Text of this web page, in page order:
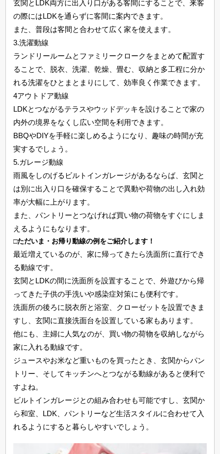
玄関とLDK両方に出入り口がある客間にすることで、来客
の際にはLDKを通らずに客間に案内できます。
また、普段は客間と合わせて広く家を使えます。
3.洗濯動線
ランドリールームとファミリークロークをまとめて配置す
ることで、脱衣、洗濯、乾燥、畳む、収納と多工程に分か
れる洗濯をひとまとまりにして、効率良く作業できます。
4アウトドア動線
LDKとつながるテラスやウッドデッキを設けることで家の
内外の境界をなくし広い空間を利用できます。
BBQやDIYを手軽に楽しめるようになり、趣味の時間が充
実するでしょう。
5.ガレージ動線
雨風をしのげるビルトインガレージがあるならば、玄関と
は別に出入り口を確保することで異動や荷物の出し入れ効
率が大幅に上がります。
また、パントリーとつなげれば買い物の荷物をすぐにしま
えるようにもなります。
□ただいま・お帰り動線の例をご紹介します！
最近増えているのが、家に帰ってきたら洗面所に直行でき
る動線です。
玄関とLDKの間に洗面所を設置することで、外遊びから帰
ってきた子供の手洗いや感染症対策にも便利です。
洗面所の後ろに脱衣所と浴室、クローゼットを設置できま
すし、玄関に直接洗面台を設置している家もあります。
他にも、主婦に人気なのが、買い物の荷物を収納しながら
家に入れる動線です。
ジュースやお米など重いものを買ったとき、玄関からパン
トリー、そしてキッチンへとつながる動線があると便利で
すよね。
ビルトインガレージとの組み合わせも可能ですし、玄関か
ら和室、LDK、パントリーなど生活スタイルに合わせて入
れるようにすると暮らしやすいでしょう。